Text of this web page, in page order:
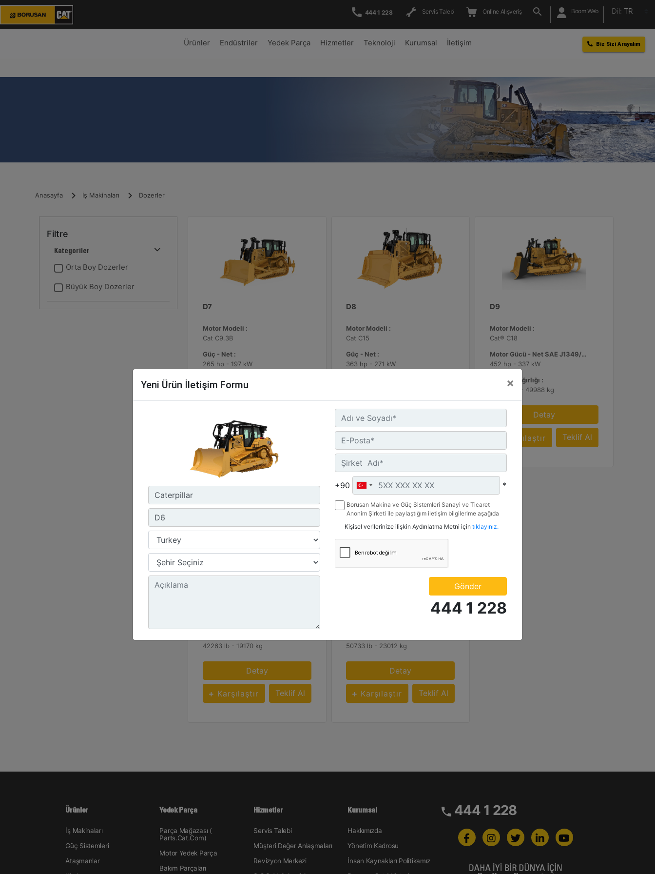
444 1 228 Servis Talebi Online Alışveriş Boom Web Dil: TR
Ürünler Endüstriler Yedek Parça Hizmetler Teknoloji Kurumsal İletişim Biz Sizi Arayalım
Anasayfa İş Makinaları Dozerler
Filtre
Kategoriler
Orta Boy Dozerler
Büyük Boy Dozerler
D7
Motor Modeli :
Cat C9.3B
Güç - Net :
265 hp - 197 kW
Çalışma Ağırlığı :
65644 lb - 29776 kg
Karşılaştır
D8
Motor Modeli :
Cat C15
Güç - Net :
363 hp - 271 kW
Detay
Karşılaştır
D9
Motor Modeli :
Cat® C18
Motor Gücü - Net SAE J1349/ISO 9249 :
452 hp - 337 kW
Çalışma Ağırlığı :
110225 lb - 49988 kg
Detay
Karşılaştır Teklif Al
D5
42263 lb - 19170 kg
Detay
Karşılaştır Teklif Al
50733 lb - 23012 kg
Detay
Karşılaştır Teklif Al
Yeni Ürün İletişim Formu ×
+90 *
Borusan Makina ve Güç Sistemleri Sanayi ve Ticaret
Anonim Şirketi ile paylaştığım iletişim bilgilerime aşağıda
ile ilgili mesaj gönderilmesine izin veriyorum.
Kişisel verilerinize ilişkin Aydınlatma Metni için tıklayınız.
Gönder
444 1 228
Ürünler
İş Makinaları
Güç Sistemleri
Ataşmanlar
Yedek Parça
Parça Mağazası (
Parts.Cat.Com)
Motor Yedek Parça
Bakım Parçaları
Hizmetler
Servis Talebi
Müşteri Değer Anlaşmaları
Revizyon Merkezi
Kurumsal
Hakkımızda
Yönetim Kadrosu
İnsan Kaynakları Politikamız
444 1 228